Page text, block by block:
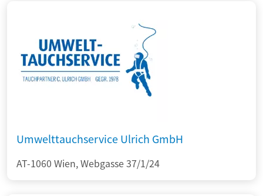
Umwelttauchservice Ulrich GmbH
AT-1060 Wien, Webgasse 37/1/24